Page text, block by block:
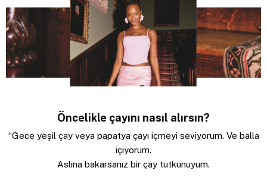
Öncelikle çayını nasıl alırsın?
“Gece yeşil çay veya papatya çayı içmeyi seviyorum. Ve balla
içiyorum.
Aslına bakarsanız bir çay tutkunuyum.